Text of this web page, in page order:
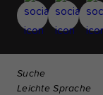
Suche
Leichte Sprache